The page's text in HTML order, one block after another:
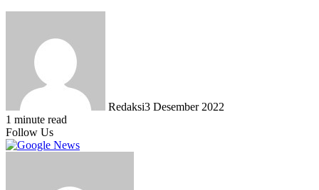
Redaksi3 Desember 2022
1 minute read
Follow Us